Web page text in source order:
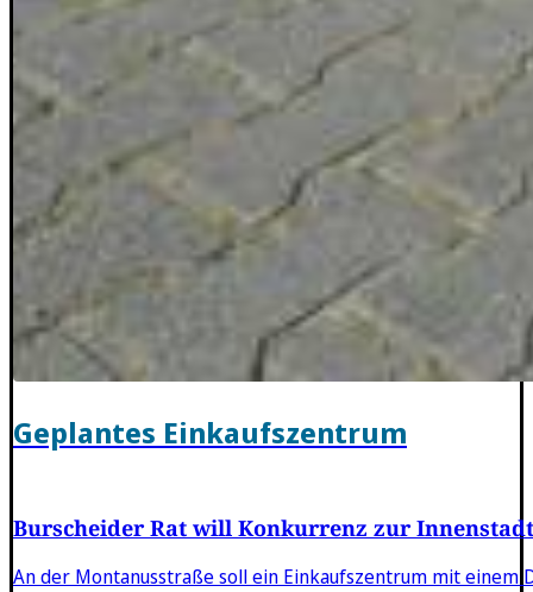
Geplantes Einkaufszentrum
Burscheider Rat will Konkurrenz zur
An der Montanusstraße soll ein Einkaufszentrum mit einem